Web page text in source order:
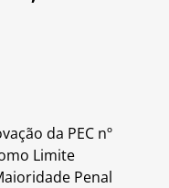
da PEC nº
Limite
Penal